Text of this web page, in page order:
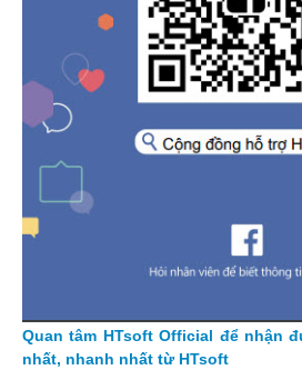
Quan tâm HTsoft Official để nhận
nhất, nhanh nhất từ HTsoft